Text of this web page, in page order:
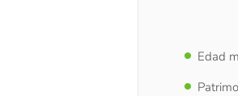
Edad